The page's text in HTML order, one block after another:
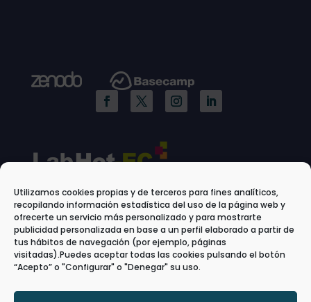
Utilizamos cookies propias y de terceros para fines analíticos,
recopilando información estadística del uso de la página web y
ofrecerte un servicio más personalizado y para mostrarte
publicidad personalizada en base a un perfil elaborado a partir de
tus hábitos de navegación (por ejemplo, páginas
visitadas).Puedes aceptar todas las cookies pulsando el botón
“Acepto” o "Configurar" o "Denegar" su uso.